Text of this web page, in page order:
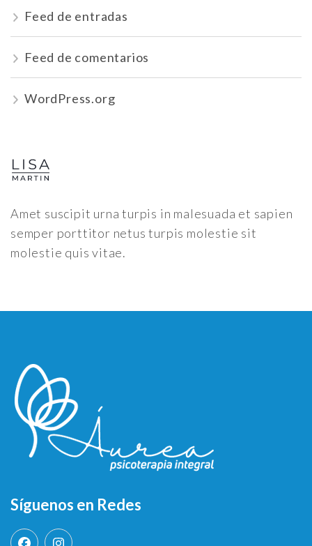
Feed de entradas
Feed de comentarios
WordPress.org
Amet suscipit urna turpis in malesuada et sapien
semper porttitor netus turpis molestie sit
molestie quis vitae.
Síguenos en Redes